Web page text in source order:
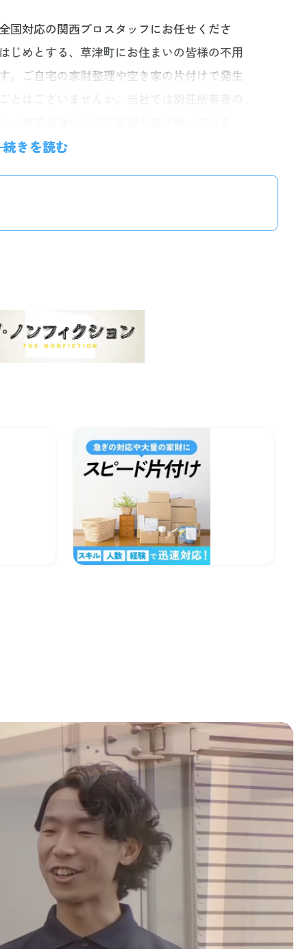
国対応の関西プロスタッフにお任せくださ
じめとする、草津町にお住まいの皆様の不用
。ご自宅の家財整理や空き家の片付けで発生
も徹底しておりますので、周囲の環境に配
続きを読む